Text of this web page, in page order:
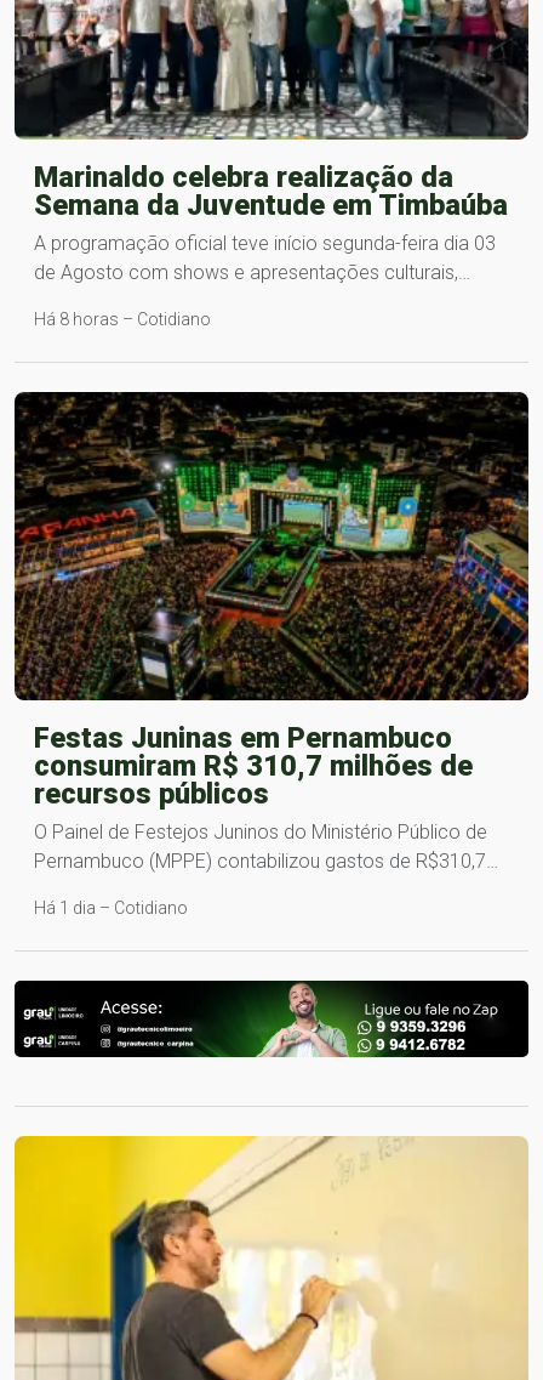
Marinaldo celebra realização da
Semana da Juventude em Timbaúba
A programação oficial teve início segunda-feira dia 03
de Agosto com shows e apresentações culturais,…
Há 8 horas – Cotidiano
Festas Juninas em Pernambuco
consumiram R$ 310,7 milhões de
recursos públicos
O Painel de Festejos Juninos do Ministério Público de
Pernambuco (MPPE) contabilizou gastos de R$310,7…
Há 1 dia – Cotidiano